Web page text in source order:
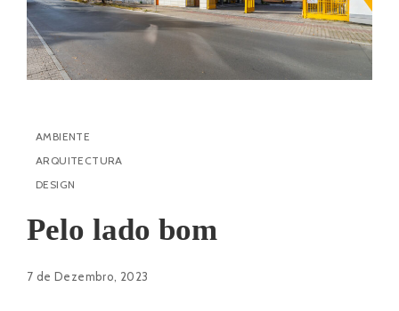
AMBIENTE
ARQUITECTURA
DESIGN
Pelo lado bom
7 de Dezembro, 2023